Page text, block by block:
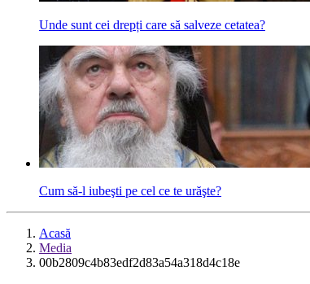
Unde sunt cei drepți care să salveze cetatea?
Cum să-l iubeşti pe cel ce te urăşte?
Acasă
Media
00b2809c4b83edf2d83a54a318d4c18e